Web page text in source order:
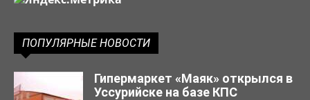
ПОПУЛЯРНЫЕ НОВОСТИ
Гипермаркет «Маяк» открылся в
Уссурийске на базе КПС